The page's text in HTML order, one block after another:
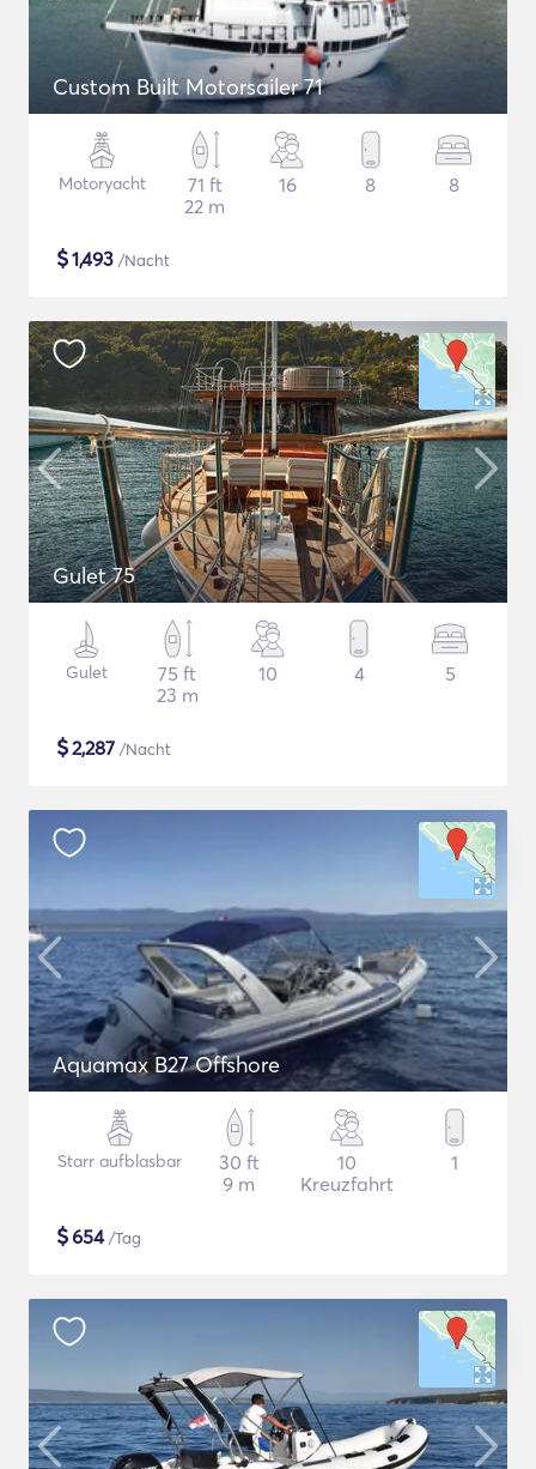
Custom Built Motorsailer 71
Motoryacht
71 ft
22 m
16 8 8
$1,493 /Nacht
Gulet 75
Gulet
75 ft
23 m
10 4 5
$2,287 /Nacht
Aquamax B27 Offshore
Starr aufblasbar
30 ft
9 m
10
Kreuzfahrt
1
$654/Tag